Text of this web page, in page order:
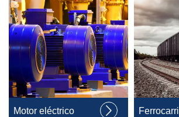
Motor eléctrico  Ferrocarril